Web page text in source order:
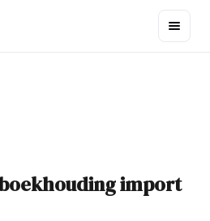
import